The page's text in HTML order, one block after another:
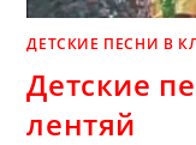
ДЕТСКИЕ ПЕСНИ В
Детские
лентяй